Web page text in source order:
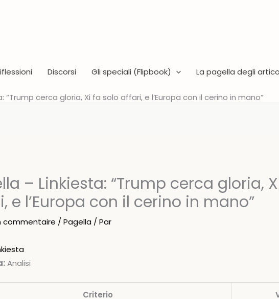
Discorsi Gli speciali (Flipbook) La pagella degli
“Trump cerca gloria, Xi fa solo affari, e l’Europa con il cerino in mano”
– Linkiesta: “Trump cerca gloria,
e l’Europa con il cerino in mano”
commentaire /Pagella / Par
Analisi
Criterio